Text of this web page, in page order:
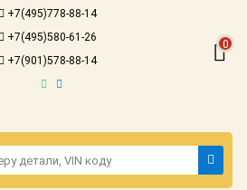
+7(495)778-88-14
+7(495)580-61-26
+7(901)578-88-14
0